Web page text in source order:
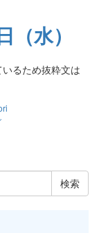
水）
るため抜粋文は